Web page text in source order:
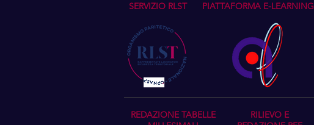
SERVIZIO RLST PIATTAFORMA E-LEARNING
REDAZIONE TABELLE
RILIEVO E